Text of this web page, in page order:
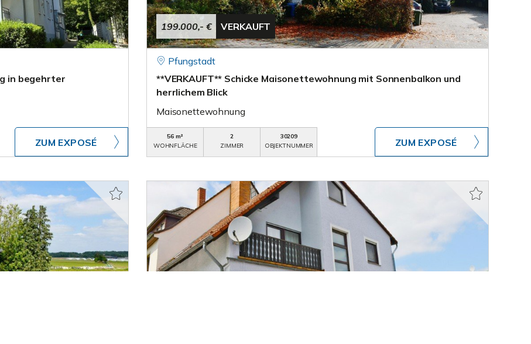
in begehrter
ZUM EXPOSÉ
199.000,- € VERKAUFT
Pfungstadt
**VERKAUFT** Schicke Maisonettewohnung mit Sonnenbalkon und
herrlichem Blick
Maisonettewohnung
56 m²
WOHNFLÄCHE
2
ZIMMER
30209
OBJEKTNUMMER
ZUM EXPOSÉ